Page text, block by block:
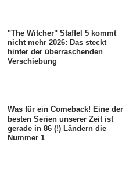
"The Witcher" Staffel 5 kommt
nicht mehr 2026: Das steckt
hinter der überraschenden
Verschiebung
Was für ein Comeback! Eine der
besten Serien unserer Zeit ist
gerade in 86 (!) Ländern die
Nummer 1